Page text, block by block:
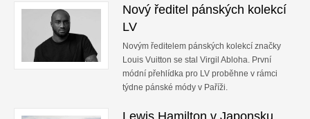
Nový ředitel pánských kolekcí
LV
Novým ředitelem pánských kolekcí značky
Louis Vuitton se stal Virgil Abloha. První
módní přehlídka pro LV proběhne v rámci
týdne pánské módy v Paříži.